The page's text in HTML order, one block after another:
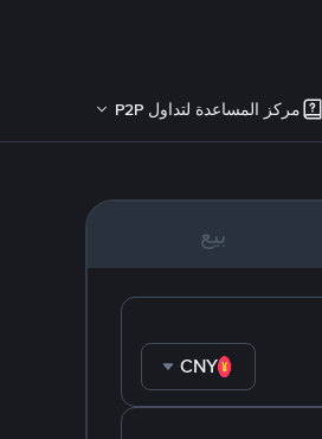
مركز المساعدة لتداول P2P
بيع
CNY